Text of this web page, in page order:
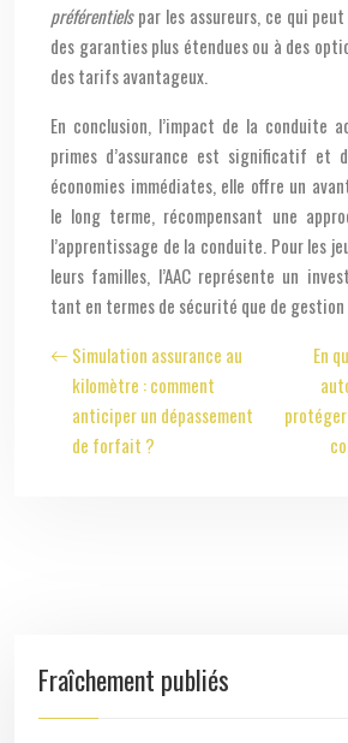
préférentielspar les assureurs, ce qui
des garanties plus étendues ou à des
des tarifs avantageux.
En conclusion, l’impact de la conduite
primes d’assurance est significatif et
économies immédiates, elle offre un
le long terme, récompensant une
l’apprentissage de la conduite. Pour les
leurs familles, l’AAC représente un
tant en termes de sécurité que de
Simulation assurance au
kilomètre : comment
anticiper un dépassement
de forfait ?
En
protéger
Fraîchement publiés